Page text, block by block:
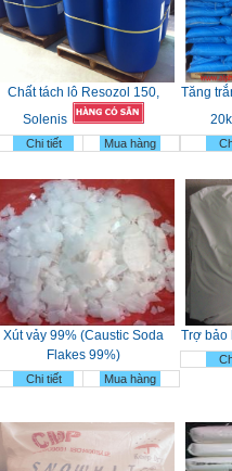
Chất tách lô Resozol 150,
Solenis
Chi tiết Mua hàng
Tăng
Xút vảy 99% (Caustic Soda
Flakes 99%)
Chi tiết Mua hàng
Trợ bảo